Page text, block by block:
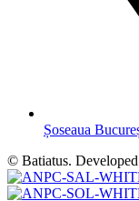
Șoseaua
© Batiatus.